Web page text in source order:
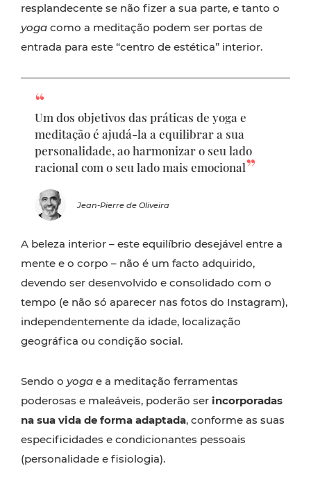
resplandecente se não fizer a sua parte, e tanto o
yoga como a meditação podem ser portas de
entrada para este “centro de estética” interior.
Um dos objetivos das práticas de yoga e
meditação é ajudá-la a equilibrar a sua
personalidade, ao harmonizar o seu lado
racional com o seu lado mais emocional
Jean-Pierre de Oliveira
A beleza interior – este equilíbrio desejável entre a
mente e o corpo – não é um facto adquirido,
devendo ser desenvolvido e consolidado com o
tempo (e não só aparecer nas fotos do Instagram),
independentemente da idade, localização
geográfica ou condição social.
Sendo o yoga e a meditação ferramentas
poderosas e maleáveis, poderão ser incorporadas
na sua vida de forma adaptada, conforme as suas
especificidades e condicionantes pessoais
(personalidade e fisiologia).